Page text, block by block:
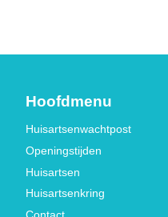
Hoofdmenu
Huisartsenwachtpost
Openingstijden
Huisartsen
Huisartsenkring